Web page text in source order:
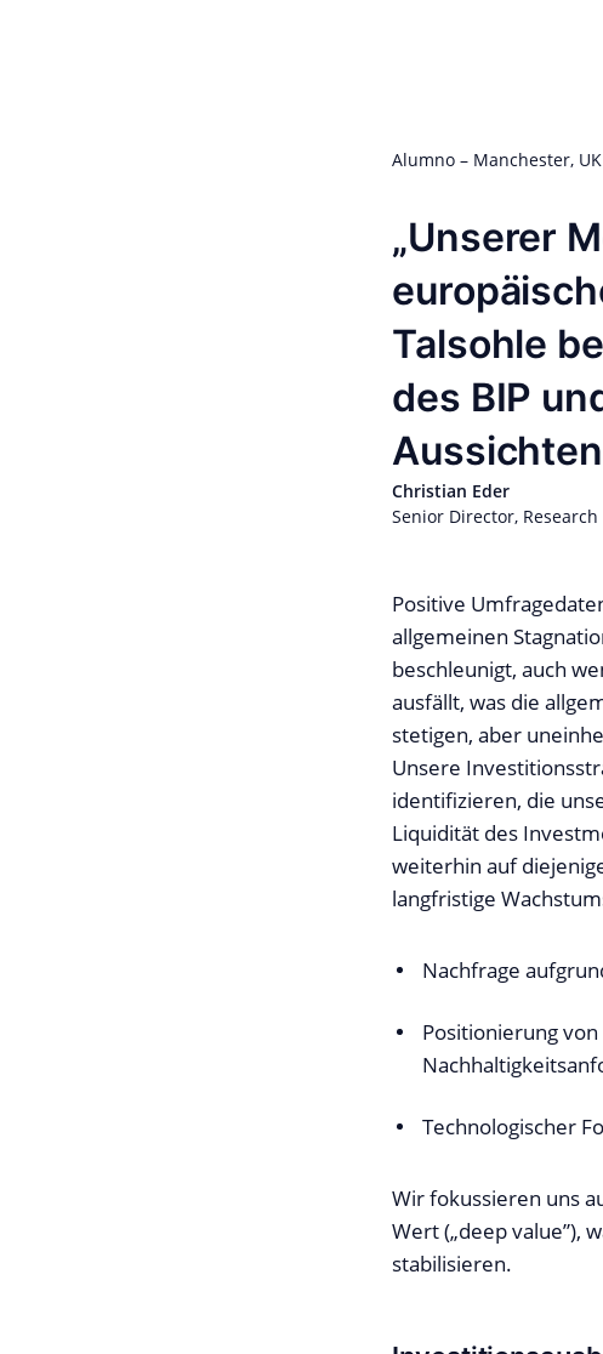
Alumno – Manchester,
Unserer
Talsohle
des BIP
Christian Eder
Senior Director, Research
Positive
allgemeinen
beschleunigt, auch
ausfällt, was die
stetigen, aber
Unsere
identifizieren, die
Liquidität des
weiterhin auf
langfristige
Nachfrage
Positionierung
Technologischer
Wir fokussieren uns
Wert („deep value”),
stabilisieren.